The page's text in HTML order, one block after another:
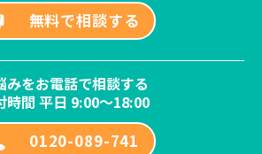
無料で相談する
みをお電話で相談する
時間 平日 9:00～18:00
0120-089-741